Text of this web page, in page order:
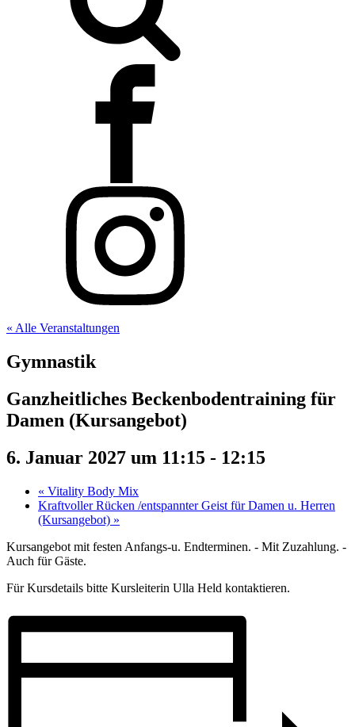
« Alle Veranstaltungen
Gymnastik
Ganzheitliches Beckenbodentraining für
Damen (Kursangebot)
6. Januar 2027 um 11:15 - 12:15
« Vitality Body Mix
Kraftvoller Rücken /entspannter Geist für Damen u. Herren
(Kursangebot) »
Kursangebot mit festen Anfangs-u. Endterminen. - Mit Zuzahlung. -
Auch für Gäste.
Für Kursdetails bitte Kursleiterin Ulla Held kontaktieren.